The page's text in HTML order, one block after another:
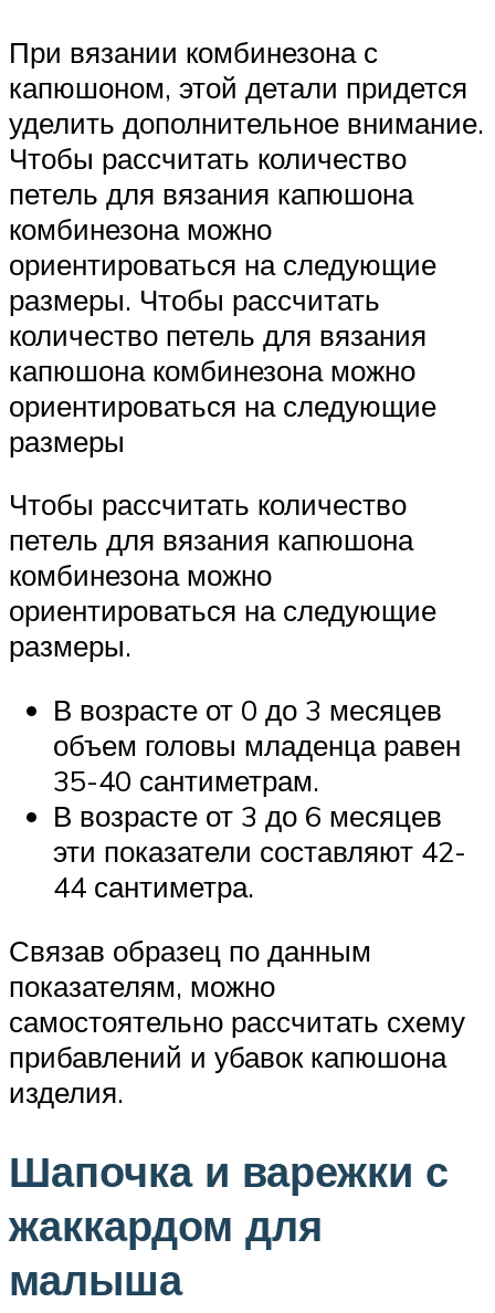
При вязании комбинезона с
капюшоном, этой детали придется
уделить дополнительное внимание.
Чтобы рассчитать количество
петель для вязания капюшона
комбинезона можно
ориентироваться на следующие
размеры. Чтобы рассчитать
количество петель для вязания
капюшона комбинезона можно
ориентироваться на следующие
размеры
Чтобы рассчитать количество
петель для вязания капюшона
комбинезона можно
ориентироваться на следующие
размеры.
В возрасте от 0 до 3 месяцев
объем головы младенца равен
35-40 сантиметрам.
В возрасте от 3 до 6 месяцев
эти показатели составляют 42-
44 сантиметра.
Связав образец по данным
показателям, можно
самостоятельно рассчитать схему
прибавлений и убавок капюшона
изделия.
Шапочка и варежки с
жаккардом для
малыша